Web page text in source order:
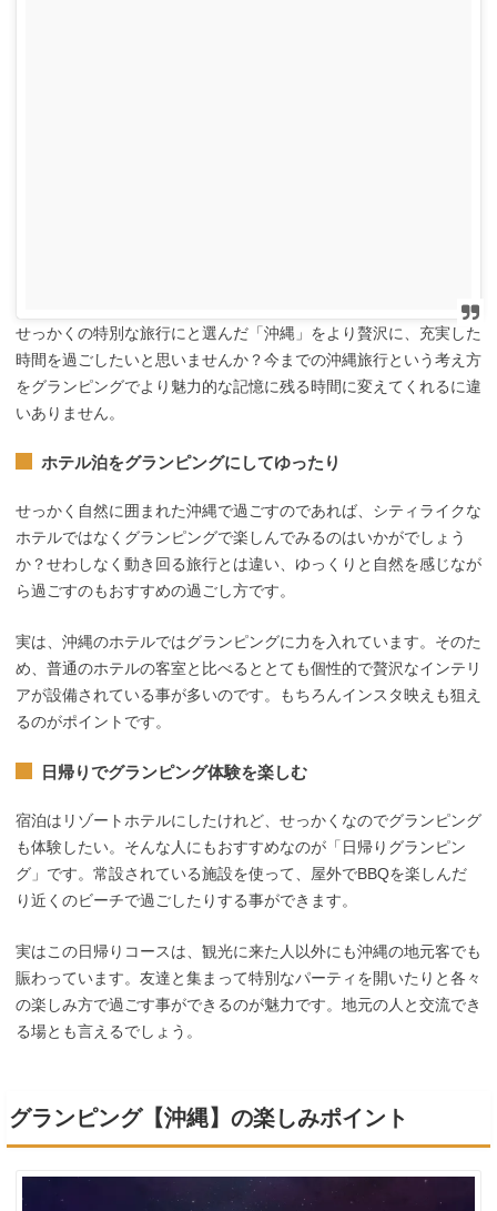
せっかくの特別な旅行にと選んだ「沖縄」をより贅沢に、充実した
時間を過ごしたいと思いませんか？今までの沖縄旅行という考え方
をグランピングでより魅力的な記憶に残る時間に変えてくれるに違
いありません。
ホテル泊をグランピングにしてゆったり
せっかく自然に囲まれた沖縄で過ごすのであれば、シティライクな
ホテルではなくグランピングで楽しんでみるのはいかがでしょう
か？せわしなく動き回る旅行とは違い、ゆっくりと自然を感じなが
ら過ごすのもおすすめの過ごし方です。
実は、沖縄のホテルではグランピングに力を入れています。そのた
め、普通のホテルの客室と比べるととても個性的で贅沢なインテリ
アが設備されている事が多いのです。もちろんインスタ映えも狙え
るのがポイントです。
日帰りでグランピング体験を楽しむ
宿泊はリゾートホテルにしたけれど、せっかくなのでグランピング
も体験したい。そんな人にもおすすめなのが「日帰りグランピン
グ」です。常設されている施設を使って、屋外でBBQを楽しんだ
り近くのビーチで過ごしたりする事ができます。
実はこの日帰りコースは、観光に来た人以外にも沖縄の地元客でも
賑わっています。友達と集まって特別なパーティを開いたりと各々
の楽しみ方で過ごす事ができるのが魅力です。地元の人と交流でき
る場とも言えるでしょう。
グランピング【沖縄】の楽しみポイント